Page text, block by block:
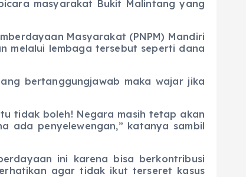
masyarakat Bukit Malintang yang
Masyarakat (PNPM) Mandiri
melalui lembaga tersebut seperti dana
bertanggungjawab maka wajar jika
tidak boleh! Negara masih tetap akan
ada penyelewengan,” katanya sambil
ini karena bisa berkontribusi
agar tidak ikut terseret kasus